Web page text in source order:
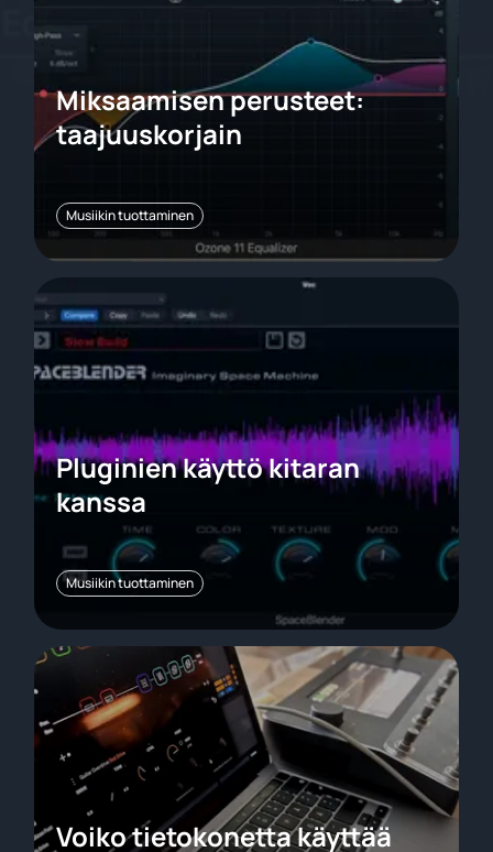
Miksaamisen perusteet:
taajuuskorjain
Musiikin tuottaminen
Pluginien käyttö kitaran
kanssa
Musiikin tuottaminen
Voiko tietokonetta käyttää